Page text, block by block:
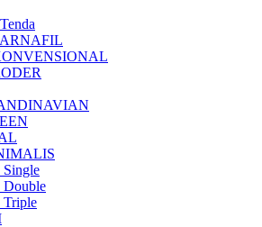
Single
Double
Triple